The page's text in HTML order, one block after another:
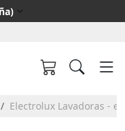
Electrolux Lavadoras -